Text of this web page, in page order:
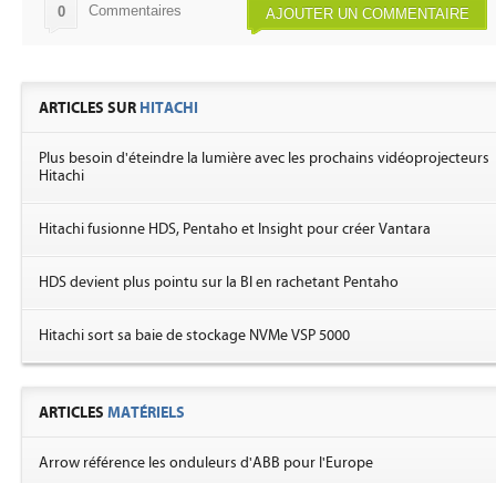
AJOUTER UN COMMENTAIRE
0 Commentaires
ARTICLES SUR HITACHI
Plus besoin d'éteindre la lumière avec les prochains vidéoprojecteurs
Hitachi
Hitachi fusionne HDS, Pentaho et Insight pour créer Vantara
HDS devient plus pointu sur la BI en rachetant Pentaho
Hitachi sort sa baie de stockage NVMe VSP 5000
ARTICLES MATÉRIELS
Arrow référence les onduleurs d'ABB pour l'Europe